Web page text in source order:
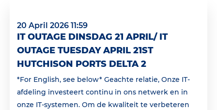
20 April 2026 11:59
IT OUTAGE DINSDAG 21 APRIL/ IT
OUTAGE TUESDAY APRIL 21ST
HUTCHISON PORTS DELTA 2
*For English, see below* Geachte relatie, Onze IT-
afdeling investeert continu in ons netwerk en in
onze IT-systemen. Om de kwaliteit te verbeteren